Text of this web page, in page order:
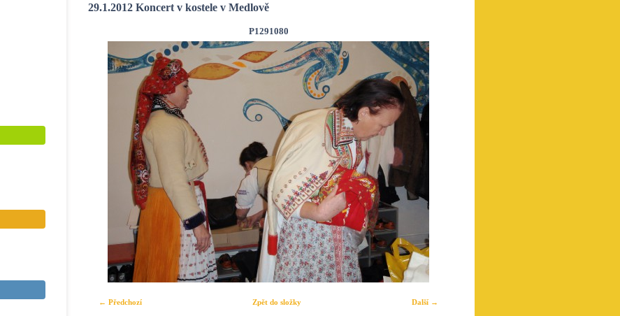
29.1.2012 Koncert v kostele v Medlově
P1291080
← Předchozí Další →
Zpět do složky